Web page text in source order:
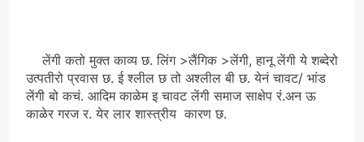
लेंगी कतो मुक्त काव्य छ. लिंग >लैंगिक >लेंगी, हानू लेंगी ये शब्देरो
उत्पतीरो प्रवास छ. ई श्लील छ तो अश्लील बी छ. येनं चावट/ भांड
लेंगी बो कचं. आदिम काळेम इ चावट लेंगी समाज साक्षेप रं.अन ऊ
काळेर गरज र. येर लार शास्त्रीय कारण छ.